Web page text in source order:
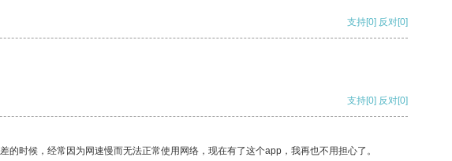
支持[0] 反对[0]
支持[0] 反对[0]
时候，经常因为网速慢而无法正常使用网络，现在有了这个app，我再也不用担心了。